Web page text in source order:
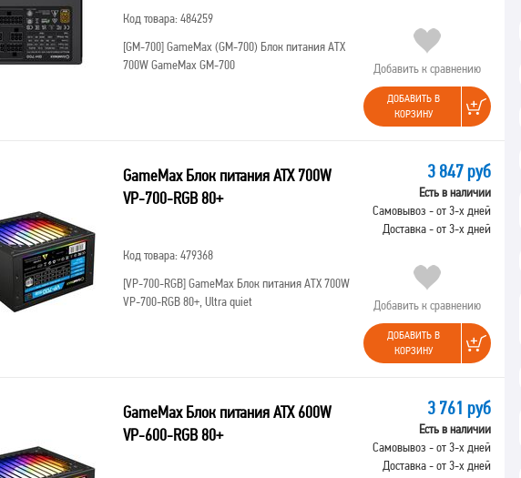
Код товара: 484259
[GM-700]GameMax (GM-700) Блок питания ATX
700W GameMax GM-700
Добавить к сравнению
ДОБАВИТЬ В
КОРЗИНУ
GameMax Блок питания ATX 700W
VP-700-RGB 80+
Код товара: 479368
[VP-700-RGB]GameMax Блок питания ATX 700W
VP-700-RGB 80+, Ultra quiet
3 847 руб
Есть в наличии
Самовывоз - от 3-х дней
Доставка - от 3-х дней
Добавить к сравнению
ДОБАВИТЬ В
КОРЗИНУ
GameMax Блок питания ATX 600W
VP-600-RGB 80+
3 761 руб
Есть в наличии
Самовывоз - от 3-х дней
Доставка - от 3-х дней